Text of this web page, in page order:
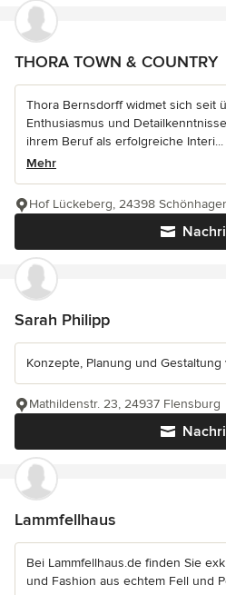
THORA TOWN & COUNTRY
Thora Bernsdorff widmet sich seit
Enthusiasmus und
ihrem Beruf als erfolgreiche Interi...
Mehr
Hof Lückeberg, 24398
Sarah Philipp
Konzepte, Planung und Gestaltung
Mathildenstr. 23, 24937 Flensburg
Lammfellhaus
Bei Lammfellhaus.de finden Sie
und Fashion aus echtem Fell und